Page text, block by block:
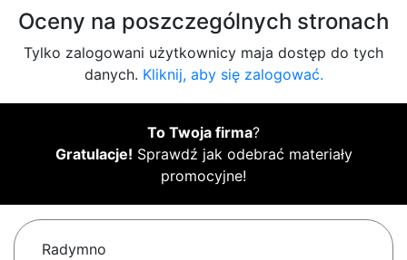
Oceny na poszczególnych stronach
Tylko zalogowani użytkownicy maja dostęp do tych
danych. Kliknij, aby się zalogować.
To Twoja firma?
Gratulacje! Sprawdź jak odebrać materiały
promocyjne!
Radymno